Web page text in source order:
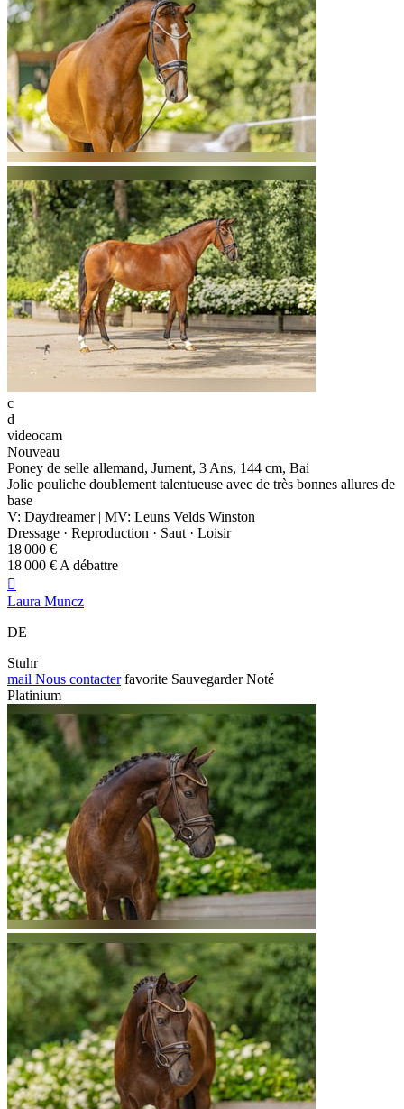
c
d
videocam
Nouveau
Poney de selle allemand, Jument, 3 Ans, 144 cm, Bai
Jolie pouliche doublement talentueuse avec de très bonnes allures de
base
V: Daydreamer | MV: Leuns Velds Winston
Dressage · Reproduction · Saut · Loisir
18 000 €
18 000 € A débattre

Laura Muncz
DE
Stuhr
mail Nous contacter favorite Sauvegarder Noté
Platinium